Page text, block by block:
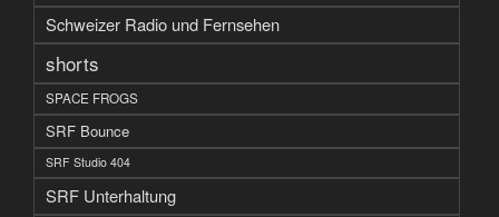
Schweizer Radio und Fernsehen
shorts
SPACE FROGS
SRF Bounce
SRF Studio 404
SRF Unterhaltung